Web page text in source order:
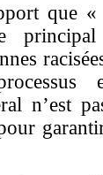
que
principal
n’est